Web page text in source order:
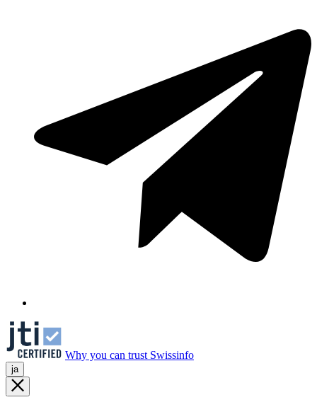
Why you can trust Swissinfo
ja